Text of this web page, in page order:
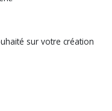
sur votre création